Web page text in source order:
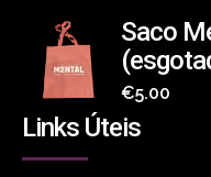
Saco
€5.00
Links Úteis